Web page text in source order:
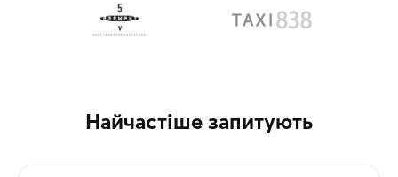
Найчастіше запитують